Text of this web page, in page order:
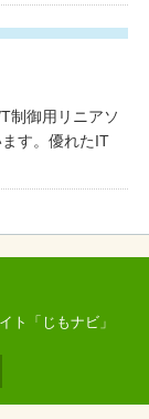
制御用リニアソ
す。優れたIT
ト「じもナビ」